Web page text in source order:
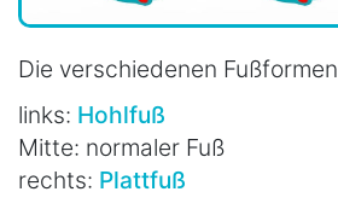
Die verschiedenen Fußformen
links: Hohlfuß
Mitte: normaler Fuß
rechts: Plattfuß